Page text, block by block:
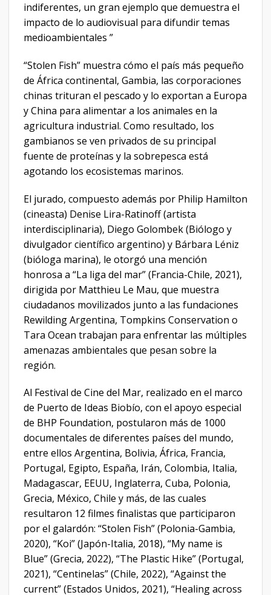
indiferentes, un gran ejemplo que demuestra el
impacto de lo audiovisual para difundir temas
medioambientales ”
“Stolen Fish” muestra cómo el país más pequeño
de África continental, Gambia, las corporaciones
chinas trituran el pescado y lo exportan a Europa
y China para alimentar a los animales en la
agricultura industrial. Como resultado, los
gambianos se ven privados de su principal
fuente de proteínas y la sobrepesca está
agotando los ecosistemas marinos.
El jurado, compuesto además por Philip Hamilton
(cineasta) Denise Lira-Ratinoff (artista
interdisciplinaria), Diego Golombek (Biólogo y
divulgador científico argentino) y Bárbara Léniz
(bióloga marina), le otorgó una mención
honrosa a “La liga del mar” (Francia-Chile, 2021),
dirigida por Matthieu Le Mau, que muestra
ciudadanos movilizados junto a las fundaciones
Rewilding Argentina, Tompkins Conservation o
Tara Ocean trabajan para enfrentar las múltiples
amenazas ambientales que pesan sobre la
región.
Al Festival de Cine del Mar, realizado en el marco
de Puerto de Ideas Biobío, con el apoyo especial
de BHP Foundation, postularon más de 1000
documentales de diferentes países del mundo,
entre ellos Argentina, Bolivia, África, Francia,
Portugal, Egipto, España, Irán, Colombia, Italia,
Madagascar, EEUU, Inglaterra, Cuba, Polonia,
Grecia, México, Chile y más, de las cuales
resultaron 12 filmes finalistas que participaron
por el galardón: “Stolen Fish” (Polonia-Gambia,
2020), “Koi” (Japón-Italia, 2018), “My name is
Blue” (Grecia, 2022), “The Plastic Hike” (Portugal,
2021), “Centinelas” (Chile, 2022), “Against the
current” (Estados Unidos, 2021), “Healing across